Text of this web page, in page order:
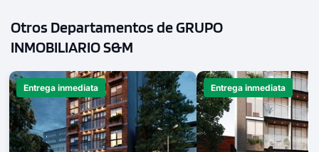
Otros Departamentos de GRUPO
INMOBILIARIO S&M
Entrega inmediata Entrega inmediata